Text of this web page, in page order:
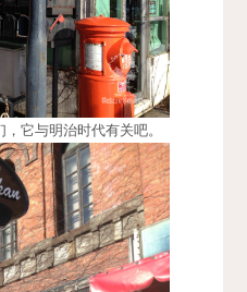
它与明治时代有关吧。